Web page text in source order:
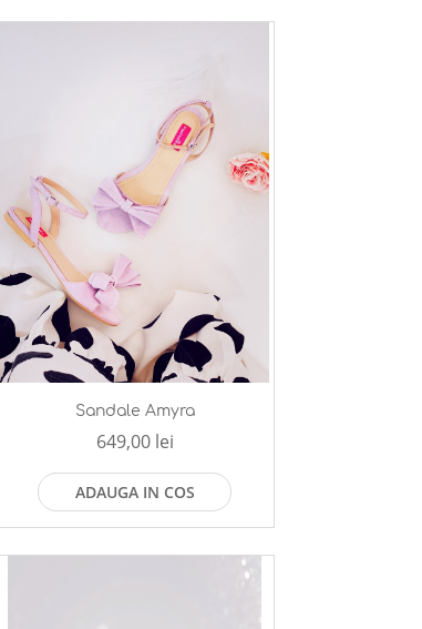
Sandale Amyra
649,00 lei
ADAUGA IN COS